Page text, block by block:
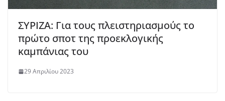
ΣΥΡΙΖΑ: Για τους πλειστηριασμούς το
πρώτο σποτ της προεκλογικής
καμπάνιας του
29 Απριλίου 2023